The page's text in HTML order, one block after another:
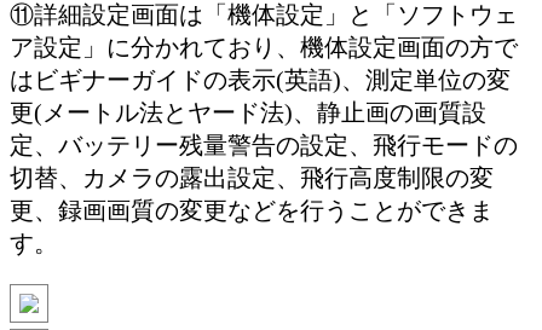
⑪詳細設定画面は「機体設定」と「ソフトウェ
ア設定」に分かれており、機体設定画面の方で
はビギナーガイドの表示(英語)、測定単位の変
更(メートル法とヤード法)、静止画の画質設
定、バッテリー残量警告の設定、飛行モードの
切替、カメラの露出設定、飛行高度制限の変
更、録画画質の変更などを行うことができま
す。